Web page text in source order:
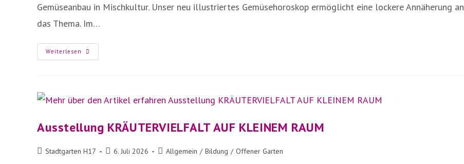
Gemüseanbau in Mischkultur. Unser neu illustriertes Gemüsehoroskop ermöglicht eine lockere Annäherung an
das Thema. Im…
Weiterlesen Wir
Präsentieren:
Ausstellung KRÄUTERVIELFALT AUF KLEINEM RAUM
Beitrags-
Stadtgarten H17
Beitrag
6. Juli 2026
Beitrags-
Allgemein / Bildung / Offener Garten